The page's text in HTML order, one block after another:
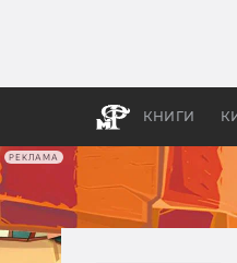
РЕКЛАМА
КНИГИ